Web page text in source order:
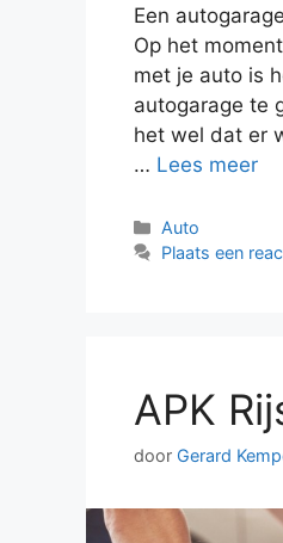
Een
Op het
met je auto is
autogarage te
het wel dat er
… Lees meer
Categorieën
Auto
Plaats een
APK
door Gerard